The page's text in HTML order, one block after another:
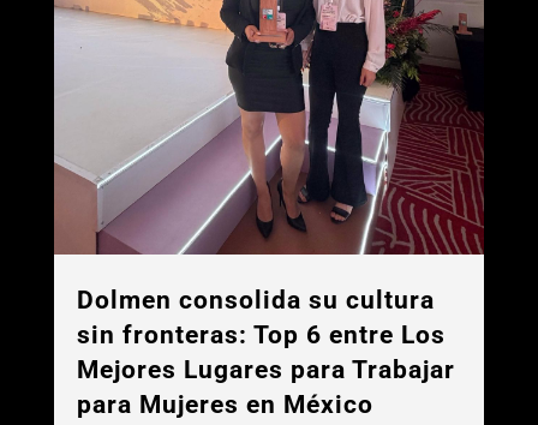
Dolmen consolida su cultura
sin fronteras: Top 6 entre Los
Mejores Lugares para Trabajar
para Mujeres en México